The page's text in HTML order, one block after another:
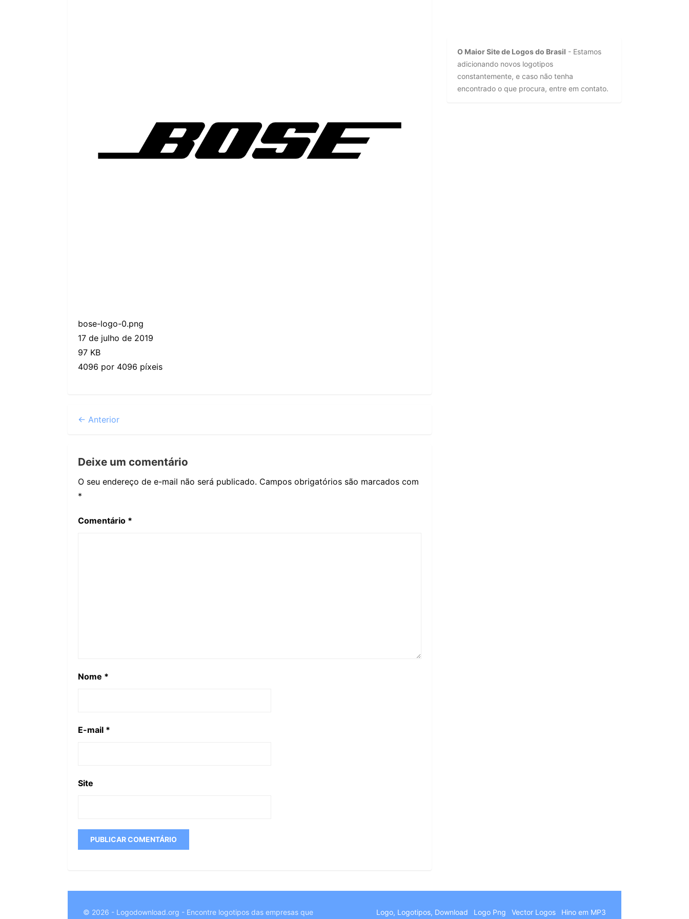
bose-logo-0.png
17 de julho de 2019
97 KB
4096 por 4096 píxeis
← Anterior
Deixe um comentário
O seu endereço de e-mail não será publicado. Campos obrigatórios são marcados com
*
Comentário *
Nome *
E-mail *
Site
O Maior Site de Logos do Brasil - Estamos
adicionando novos logotipos
constantemente, e caso não tenha
encontrado o que procura, entre em contato.
© 2026 - Logodownload.org - Encontre logotipos das empresas que Logo, Logotipos, Download Logo Png Vector Logos
Hino em MP3
Chinese